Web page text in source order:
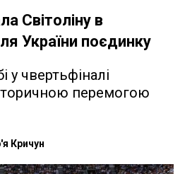
Світоліну в
України поєдинку
у чвертьфіналі
перемогою
Кричун